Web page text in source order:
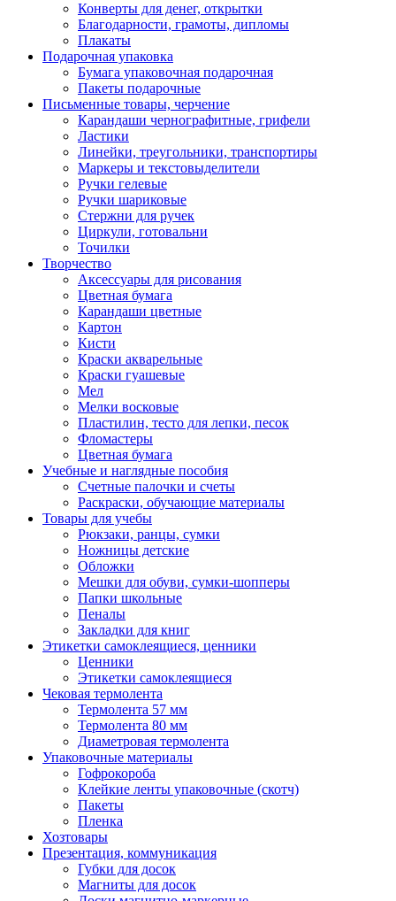
Конверты для денег, открытки
Благодарности, грамоты, дипломы
Плакаты
Подарочная упаковка
Бумага упаковочная подарочная
Пакеты подарочные
Письменные товары, черчение
Карандаши чернографитные, грифели
Ластики
Линейки, треугольники, транспортиры
Маркеры и текстовыделители
Ручки гелевые
Ручки шариковые
Стержни для ручек
Циркули, готовальни
Точилки
Творчество
Аксессуары для рисования
Цветная бумага
Карандаши цветные
Картон
Кисти
Краски акварельные
Краски гуашевые
Мел
Мелки восковые
Пластилин, тесто для лепки, песок
Фломастеры
Цветная бумага
Учебные и наглядные пособия
Счетные палочки и счеты
Раскраски, обучающие материалы
Товары для учебы
Рюкзаки, ранцы, сумки
Ножницы детские
Обложки
Мешки для обуви, сумки-шопперы
Папки школьные
Пеналы
Закладки для книг
Этикетки самоклеящиеся, ценники
Ценники
Этикетки самоклеящиеся
Чековая термолента
Термолента 57 мм
Термолента 80 мм
Диаметровая термолента
Упаковочные материалы
Гофрокороба
Клейкие ленты упаковочные (скотч)
Пакеты
Пленка
Хозтовары
Презентация, коммуникация
Губки для досок
Магниты для досок